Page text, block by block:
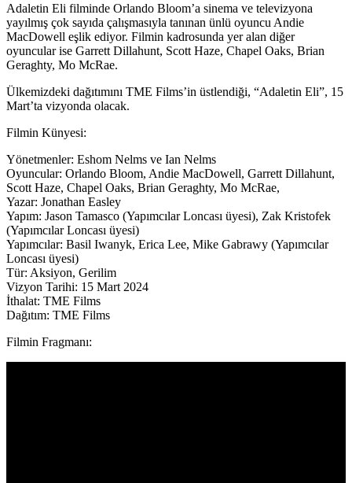
Adaletin Eli filminde Orlando Bloom’a sinema ve televizyona
yayılmış çok sayıda çalışmasıyla tanınan ünlü oyuncu Andie
MacDowell eşlik ediyor. Filmin kadrosunda yer alan diğer
oyuncular ise Garrett Dillahunt, Scott Haze, Chapel Oaks, Brian
Geraghty, Mo McRae.
Ülkemizdeki dağıtımını TME Films’in üstlendiği, “Adaletin Eli”, 15
Mart’ta vizyonda olacak.
Filmin Künyesi:
Yönetmenler: Eshom Nelms ve Ian Nelms
Oyuncular: Orlando Bloom, Andie MacDowell, Garrett Dillahunt,
Scott Haze, Chapel Oaks, Brian Geraghty, Mo McRae,
Yazar: Jonathan Easley
Yapım: Jason Tamasco (Yapımcılar Loncası üyesi), Zak Kristofek
(Yapımcılar Loncası üyesi)
Yapımcılar: Basil Iwanyk, Erica Lee, Mike Gabrawy (Yapımcılar
Loncası üyesi)
Tür: Aksiyon, Gerilim
Vizyon Tarihi: 15 Mart 2024
İthalat: TME Films
Dağıtım: TME Films
Filmin Fragmanı: